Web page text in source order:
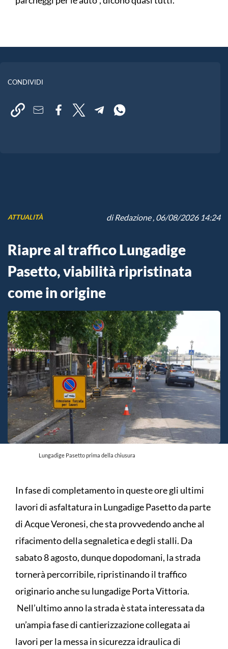
CONDIVIDI
ATTUALITÀ diRedazione, 06/08/2026 14:24
Riapre al traffico Lungadige
Pasetto, viabilità ripristinata
come in origine
Lungadige Pasetto prima della chiusura
In fase di completamento in queste ore gli ultimi
lavori di asfaltatura in Lungadige Pasetto da parte
di Acque Veronesi, che sta provvedendo anche al
rifacimento della segnaletica e degli stalli. Da
sabato 8 agosto, dunque dopodomani, la strada
tornerà percorribile, ripristinando il traffico
originario anche su lungadige Porta Vittoria.
Nell’ultimo anno la strada è stata interessata da
un’ampia fase di cantierizzazione collegata ai
lavori per la messa in sicurezza idraulica di